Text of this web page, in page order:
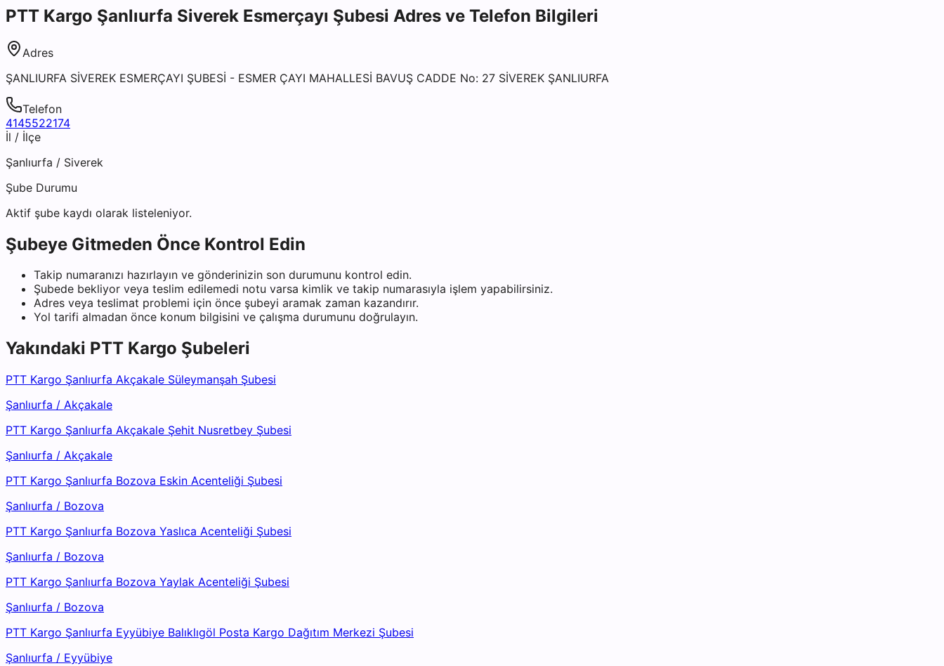
PTT Kargo Şanlıurfa Siverek Esmerçayı Şubesi Adres ve Telefon Bilgileri
Adres
ŞANLIURFA SİVEREK ESMERÇAYI ŞUBESİ - ESMER ÇAYI MAHALLESİ BAVUŞ CADDE No: 27 SİVEREK ŞANLIURFA
Telefon
4145522174
İl / İlçe
Şanlıurfa / Siverek
Şube Durumu
Aktif şube kaydı olarak listeleniyor.
Şubeye Gitmeden Önce Kontrol Edin
Takip numaranızı hazırlayın ve gönderinizin son durumunu kontrol edin.
Şubede bekliyor veya teslim edilemedi notu varsa kimlik ve takip numarasıyla işlem yapabilirsiniz.
Adres veya teslimat problemi için önce şubeyi aramak zaman kazandırır.
Yol tarifi almadan önce konum bilgisini ve çalışma durumunu doğrulayın.
Yakındaki PTT Kargo Şubeleri
PTT Kargo Şanlıurfa Akçakale Süleymanşah Şubesi
Şanlıurfa / Akçakale
PTT Kargo Şanlıurfa Akçakale Şehit Nusretbey Şubesi
Şanlıurfa / Akçakale
PTT Kargo Şanlıurfa Bozova Eskin Acenteliği Şubesi
Şanlıurfa / Bozova
PTT Kargo Şanlıurfa Bozova Yaslıca Acenteliği Şubesi
Şanlıurfa / Bozova
PTT Kargo Şanlıurfa Bozova Yaylak Acenteliği Şubesi
Şanlıurfa / Bozova
PTT Kargo Şanlıurfa Eyyübiye Balıklıgöl Posta Kargo Dağıtım Merkezi Şubesi
Şanlıurfa / Eyyübiye